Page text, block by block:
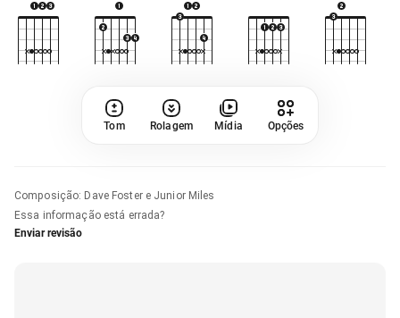
Tom Rolagem Mídia Opções
Composição: Dave Foster e Junior Miles
Essa informação está errada?
Enviar revisão